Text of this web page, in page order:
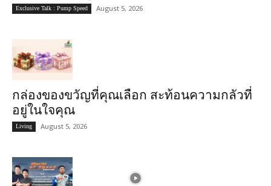
Exclusive Talk : Pump Speed August 5, 2026
กล่องของขวัญที่คุณเลือก สะท้อนความกลัวที่
อยู่ในใจคุณ
Living August 5, 2026